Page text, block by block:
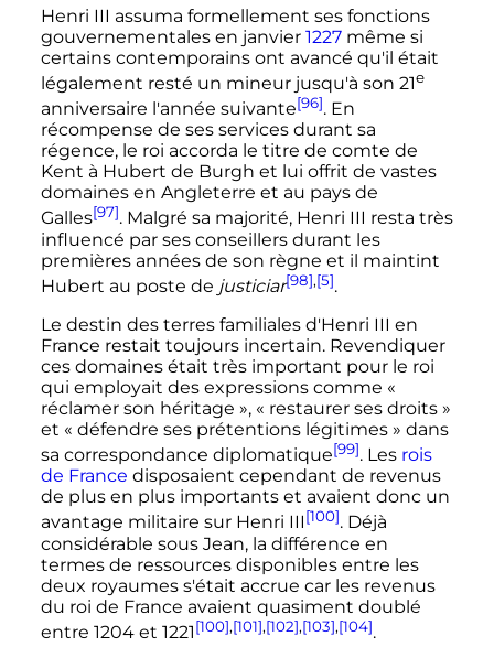
Henri III assuma formellement ses fonctions
gouvernementales en janvier 1227même si
certains contemporains ont avancé qu'il était
légalement resté un mineur jusqu'à son 21e
anniversaire l'année suivante[96]. En
récompense de ses services durant sa
régence, le roi accorda le titre de comte de
Kent à Hubert de Burgh et lui offrit de vastes
domaines en Angleterre et au pays de
Galles[97]. Malgré sa majorité, Henri III resta très
influencé par ses conseillers durant les
premières années de son règne et il maintint
Hubert au poste de justiciar[98],[5].
Le destin des terres familiales d'Henri III en
France restait toujours incertain. Revendiquer
ces domaines était très important pour le roi
qui employait des expressions comme «
réclamer son héritage », « restaurer ses droits »
et « défendre ses prétentions légitimes » dans
sa correspondance diplomatique[99]. Les rois
de France disposaient cependant de revenus
de plus en plus importants et avaient donc un
avantage militaire sur Henri III[100]. Déjà
considérable sous Jean, la différence en
termes de ressources disponibles entre les
deux royaumes s'était accrue car les revenus
du roi de France avaient quasiment doublé
entre 1204 et 1221[100],[101],[102],[103],[104].